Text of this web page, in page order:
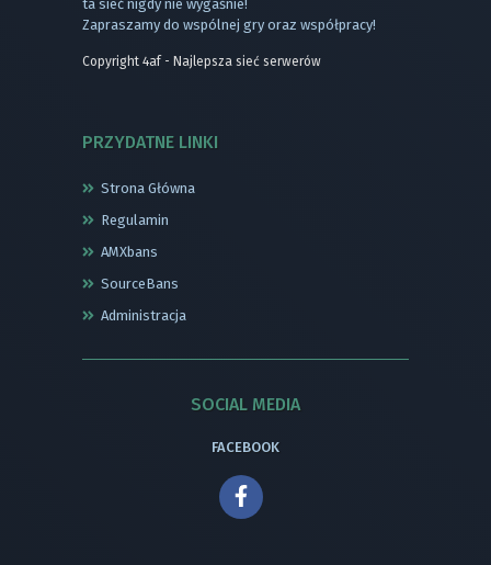
ta sieć nigdy nie wygaśnie!
Zapraszamy do wspólnej gry oraz współpracy!
Copyright 4af - Najlepsza sieć serwerów
PRZYDATNE LINKI
Strona Główna
Regulamin
AMXbans
SourceBans
Administracja
SOCIAL MEDIA
FACEBOOK